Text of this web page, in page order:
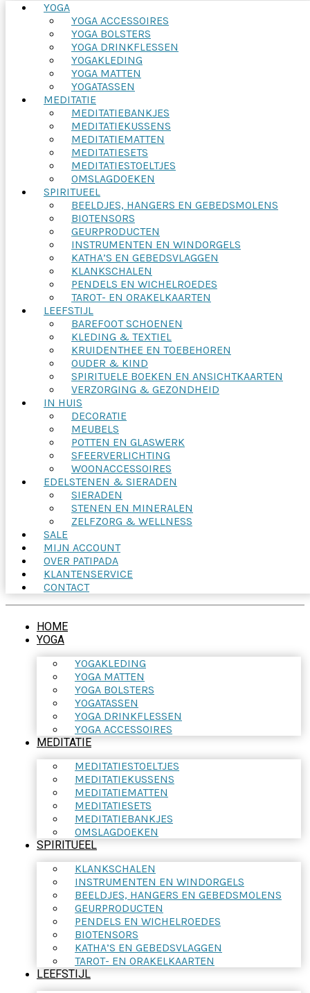
YOGA
YOGA ACCESSOIRES
YOGA BOLSTERS
YOGA DRINKFLESSEN
YOGAKLEDING
YOGA MATTEN
YOGATASSEN
MEDITATIE
MEDITATIEBANKJES
MEDITATIEKUSSENS
MEDITATIEMATTEN
MEDITATIESETS
MEDITATIESTOELTJES
OMSLAGDOEKEN
SPIRITUEEL
BEELDJES, HANGERS EN GEBEDSMOLENS
BIOTENSORS
GEURPRODUCTEN
INSTRUMENTEN EN WINDORGELS
KATHA’S EN GEBEDSVLAGGEN
KLANKSCHALEN
PENDELS EN WICHELROEDES
TAROT- EN ORAKELKAARTEN
LEEFSTIJL
BAREFOOT SCHOENEN
KLEDING & TEXTIEL
KRUIDENTHEE EN TOEBEHOREN
OUDER & KIND
SPIRITUELE BOEKEN EN ANSICHTKAARTEN
VERZORGING & GEZONDHEID
IN HUIS
DECORATIE
MEUBELS
POTTEN EN GLASWERK
SFEERVERLICHTING
WOONACCESSOIRES
EDELSTENEN & SIERADEN
SIERADEN
STENEN EN MINERALEN
ZELFZORG & WELLNESS
SALE
MIJN ACCOUNT
OVER PATIPADA
KLANTENSERVICE
CONTACT
HOME
YOGA
YOGAKLEDING
YOGA MATTEN
YOGA BOLSTERS
YOGATASSEN
YOGA DRINKFLESSEN
YOGA ACCESSOIRES
MEDITATIE
MEDITATIESTOELTJES
MEDITATIEKUSSENS
MEDITATIEMATTEN
MEDITATIESETS
MEDITATIEBANKJES
OMSLAGDOEKEN
SPIRITUEEL
KLANKSCHALEN
INSTRUMENTEN EN WINDORGELS
BEELDJES, HANGERS EN GEBEDSMOLENS
GEURPRODUCTEN
PENDELS EN WICHELROEDES
BIOTENSORS
KATHA’S EN GEBEDSVLAGGEN
TAROT- EN ORAKELKAARTEN
LEEFSTIJL